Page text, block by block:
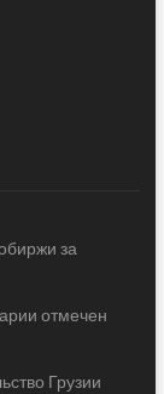
за
отмечен
Грузии